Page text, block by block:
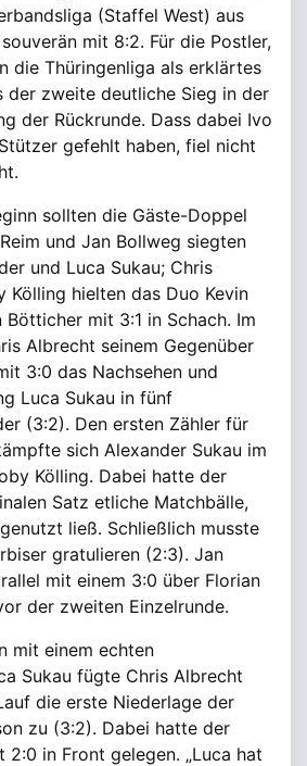
(Staffel West) aus
mit 8:2. Für die Postler,
die Thüringenliga als erklärtes
der zweite deutliche Sieg in der
der Rückrunde. Dass dabei Ivo
gefehlt haben, fiel nicht
sollten die Gäste-Doppel
und Jan Bollweg siegten
und Luca Sukau; Chris
Kölling hielten das Duo Kevin
mit 3:1 in Schach. Im
Albrecht seinem Gegenüber
3:0 das Nachsehen und
Luca Sukau in fünf
(3:2). Den ersten Zähler für
sich Alexander Sukau im
Kölling. Dabei hatte der
Satz etliche Matchbälle,
ließ. Schließlich musste
gratulieren (2:3). Jan
mit einem 3:0 über Florian
der zweiten Einzelrunde.
mit einem echten
Sukau fügte Chris Albrecht
die erste Niederlage der
zu (3:2). Dabei hatte der
2:0 in Front gelegen. „Luca hat